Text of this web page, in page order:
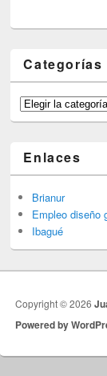
Categorías
Categorías
Enlaces
Brianur
Empleo diseño
Ibagué
Copyright © 2026
Powered by